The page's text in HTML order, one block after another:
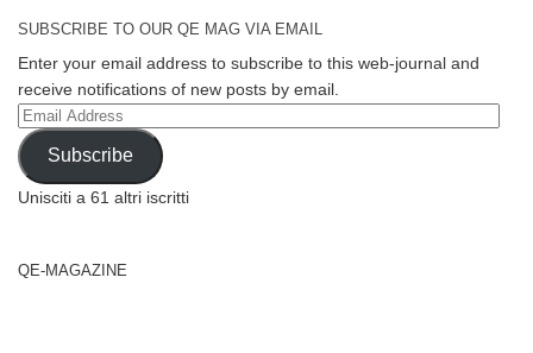
SUBSCRIBE TO OUR QE MAG VIA EMAIL
Enter your email address to subscribe to this web-journal and
receive notifications of new posts by email.
Email
Address
Subscribe
Unisciti a 61 altri iscritti
QE-MAGAZINE